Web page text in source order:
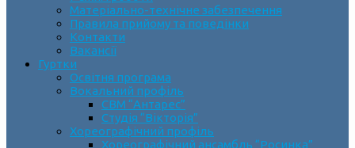
Матеріально-технічне забезпечення
Правила прийому та поведінки
Контакти
Вакансії
Гуртки
Освітня програма
Вокальний профіль
СВМ “Антарес”
Студія “Вікторія”
Хореографічний профіль
Хореографічний ансамбль “Росинка”